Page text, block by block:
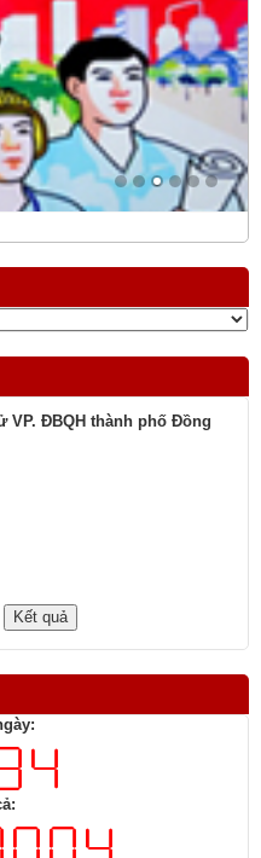
VP. ĐBQH thành phố Đồng